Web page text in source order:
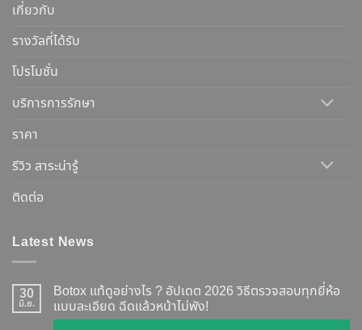
เกี่ยวกับ
รางวัลที่ได้รับ
โปรโมชั่น
บริการการรักษา
ราคา
รีวิว สาระน่ารู้
ติดต่อ
Latest News
30
มิ.ย.
Botox แท้ดูอย่างไร ? อัปเดต 2026 วิธีตรวจสอบทุกยี่ห้อ
แบบละเอียด ฉีดแล้วหน้าไม่พัง!